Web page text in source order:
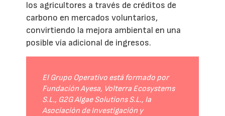
los agricultores a través de créditos de
carbono en mercados voluntarios,
convirtiendo la mejora ambiental en una
posible vía adicional de ingresos.
El Grupo Operativo está formado por
Fundación Ayesa, Volterra Ecosystems
S.L., G2G Algae Solutions S.L., la
Asociación de Investigación y